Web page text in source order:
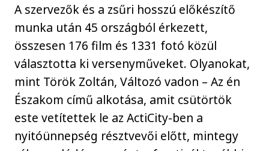
A szervezők és a zsűri hosszú előkészítő
munka után 45 országból érkezett,
összesen 176 film és 1331 fotó közül
választotta ki versenyműveket. Olyanokat,
mint Török Zoltán, Változó vadon – Az én
Északom című alkotása, amit csütörtök
este vetítettek le az ActiCity-ben a
nyitóünnepség résztvevői előtt, mintegy